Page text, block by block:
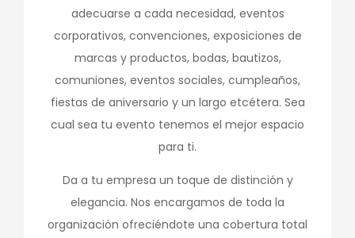
adecuarse a cada necesidad, eventos
corporativos, convenciones, exposiciones de
marcas y productos, bodas, bautizos,
comuniones, eventos sociales, cumpleaños,
fiestas de aniversario y un largo etcétera. Sea
cual sea tu evento tenemos el mejor espacio
para ti.
Da a tu empresa un toque de distinción y
elegancia. Nos encargamos de toda la
organización ofreciéndote una cobertura total